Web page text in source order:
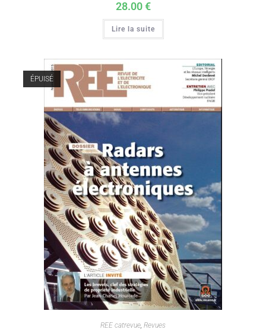
28.00€
Lire la suite
ÉPUISÉ
REE catrevue Revues